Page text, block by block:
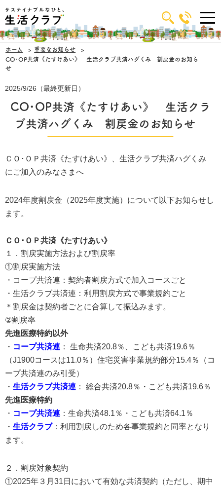
ホーム
重要なお知らせ
CO･OP共済《たすけあい》 生活クラブ共済ハグくみ 割戻金のお知ら
せ
2025/9/26（最終更新日）
CO･OP共済《たすけあい》 生活クラ
ブ共済ハグくみ 割戻金のお知らせ
ＣＯ･ＯＰ共済《たすけあい》、生活クラブ共済ハグくみ
にご加入のみなさまへ
2024年度割戻金（2025年度実施）について以下お知らせし
ます。
ＣＯ･ＯＰ共済《たすけあい》
１．割戻実施方法および割戻率
①割戻実施方法
・コープ共済連：契約者割戻方式で加入コースごと
・生活クラブ共済連：利用割戻方式で事業規約ごと
＊割戻金は契約者ごとに合算して振込みます。
②割戻率
先進医療特約以外
・ コープ共済連 ： 生命共済20.8％、こども共済19.6％
（J1900コースは11.0％）住宅災害事業規約部分15.4％（コ
ープ共済連のみ引受）
・ 生活クラブ共済連 ： 総合共済20.8％・こども共済19.6％
先進医療特約
・ コープ共済連 ：生命共済48.1％・こども共済64.1％
・ 生活クラブ：利用割戻しのため各事業規約と同率となり
ます。
２．割戻対象契約
①2025年３月31日において有効な共済契約（ただし、期中